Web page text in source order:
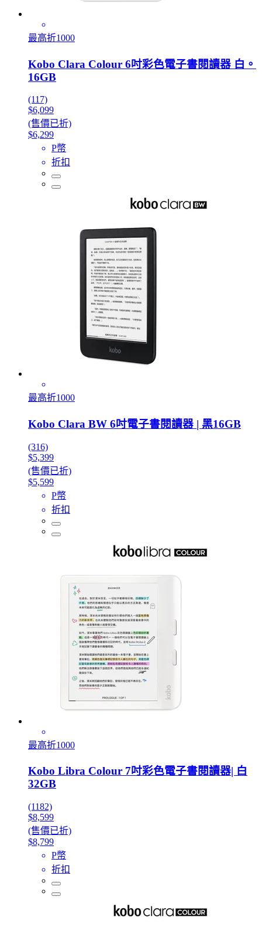
最高折1000
Kobo Clara Colour 6吋彩色電子書閱讀器 白。
16GB
(117)
$6,099
(售價已折)
$6,299
P幣
折扣
最高折1000
Kobo Clara BW 6吋電子書閱讀器 | 黑16GB
(316)
$5,399
(售價已折)
$5,599
P幣
折扣
最高折1000
Kobo Libra Colour 7吋彩色電子書閱讀器| 白
32GB
(1182)
$8,599
(售價已折)
$8,799
P幣
折扣